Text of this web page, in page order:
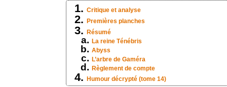
Critique et analyse
Premières planches
Résumé
La reine Ténébris
Abyss
L’arbre de Gaméra
Règlement de compte
Humour décrypté (tome 14)